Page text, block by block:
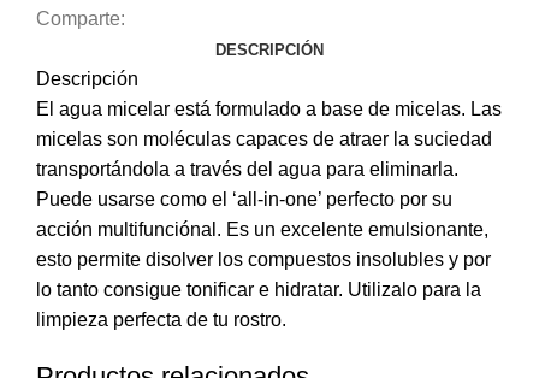
Comparte:
DESCRIPCIÓN
Descripción
El agua micelar está formulado a base de micelas. Las
micelas son moléculas capaces de atraer la suciedad
transportándola a través del agua para eliminarla.
Puede usarse como el ‘all-in-one’ perfecto por su
acción multifunciónal. Es un excelente emulsionante,
esto permite disolver los compuestos insolubles y por
lo tanto consigue tonificar e hidratar. Utilizalo para la
limpieza perfecta de tu rostro.